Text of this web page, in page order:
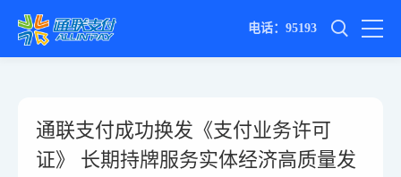
电话：95193
通联支付成功换发《支付业务许可
证》 长期持牌服务实体经济高质量发